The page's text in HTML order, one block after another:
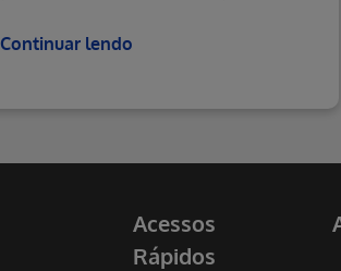
Continuar lendo
Acessos
Rápidos